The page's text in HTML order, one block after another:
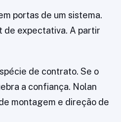
portas de um sistema.
de expectativa. A partir
de contrato. Se o
a confiança. Nolan
montagem e direção de